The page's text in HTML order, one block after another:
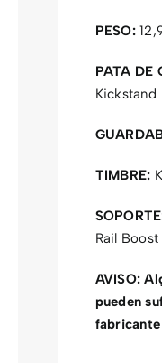
PESO:
PATA DE
Kickstand
TIMBRE:
Rail Boost
AVISO:
pueden